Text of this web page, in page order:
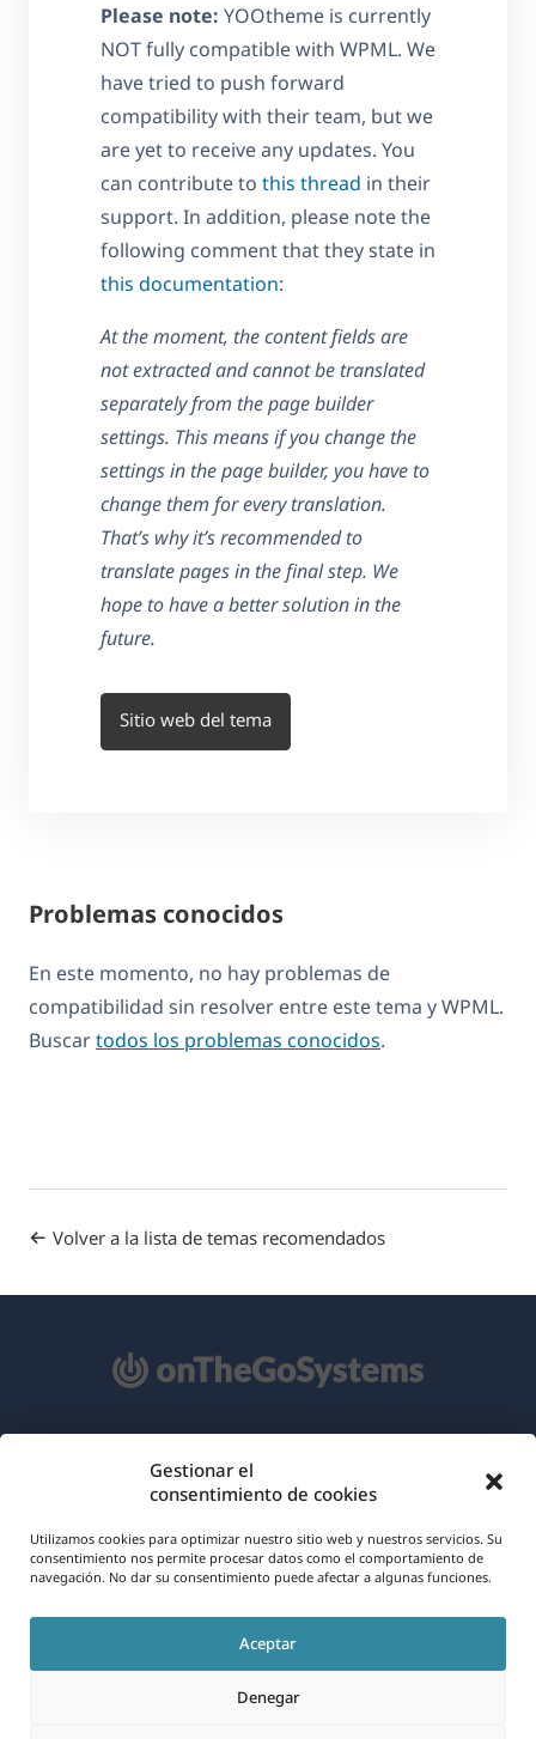
Gestionar el
consentimiento de cookies
Utilizamos cookies para optimizar nuestro sitio web y nuestros servicios. Su
consentimiento nos permite procesar datos como el comportamiento de
navegación. No dar su consentimiento puede afectar a algunas funciones.
Aceptar
Denegar
Please note: YOOtheme is currently
NOT fully compatible with WPML. We
have tried to push forward
compatibility with their team, but we
are yet to receive any updates. You
can contribute to this thread in their
support. In addition, please note the
following comment that they state in
this documentation:
At the moment, the content fields are
not extracted and cannot be translated
separately from the page builder
settings. This means if you change the
settings in the page builder, you have to
change them for every translation.
That’s why it’s recommended to
translate pages in the final step. We
hope to have a better solution in the
future.
Sitio web del tema
Problemas conocidos
En este momento, no hay problemas de
compatibilidad sin resolver entre este tema y WPML.
Buscartodos los problemas conocidos.
Volver a la lista de temas recomendados
Español
RGPD y Política de Privacidad
Únete a nuestro equipo(se
abre
nueva
(se
abre
en
una
nueva
(se
abre
en
una
nueva
(se
abre
una